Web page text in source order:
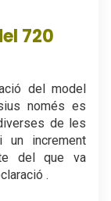
720
del model
només es
de les
un increment
del que va
.